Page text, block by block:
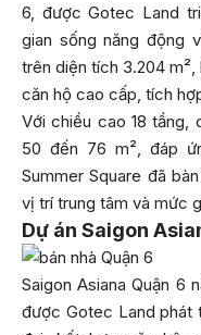
6, được Gotec Land
gian sống năng động
trên diện tích 3.204
căn hộ cao cấp, tích
Với chiều cao 18 tầng,
50 đến 76 m², đáp
Summer Square đã
vị trí trung tâm và mức
Dự án Saigon
Saigon Asiana Quận 6
được Gotec Land phát